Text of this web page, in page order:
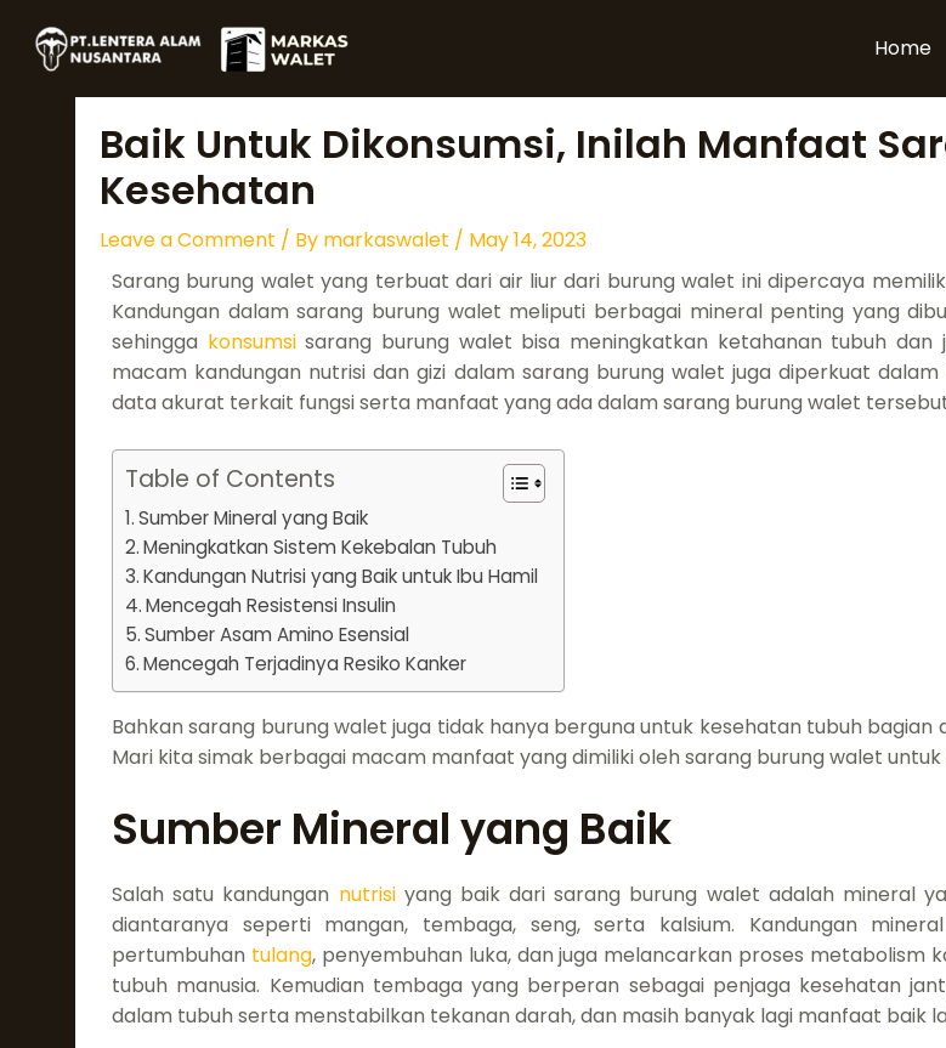
content
Home
Baik Untuk Dikonsumsi, Inilah Manfaat
Kesehatan
Leave a Comment / By markaswalet / May 14, 2023
Sarang burung walet yang terbuat dari air liur dari burung walet ini dipercaya
Kandungan dalam sarang burung walet meliputi berbagai mineral penting yang
sehingga konsumsisarang burung walet bisa meningkatkan ketahanan tubuh
macam kandungan nutrisi dan gizi dalam sarang burung walet juga diperkuat
data akurat terkait fungsi serta manfaat yang ada dalam sarang burung walet
Table of Contents
Sumber Mineral yang Baik
Meningkatkan Sistem Kekebalan Tubuh
Kandungan Nutrisi yang Baik untuk Ibu Hamil
Mencegah Resistensi Insulin
Sumber Asam Amino Esensial
Mencegah Terjadinya Resiko Kanker
Bahkan sarang burung walet juga tidak hanya berguna untuk kesehatan tubuh
Mari kita simak berbagai macam manfaat yang dimiliki oleh sarang burung walet
Sumber Mineral yang Baik
Salah satu kandungan nutrisiyang baik dari sarang burung walet adalah mineral
diantaranya seperti mangan, tembaga, seng, serta kalsium. Kandungan
pertumbuhan tulang, penyembuhan luka, dan juga melancarkan proses metabolism
tubuh manusia. Kemudian tembaga yang berperan sebagai penjaga kesehatan
dalam tubuh serta menstabilkan tekanan darah, dan masih banyak lagi manfaat baik
navigation